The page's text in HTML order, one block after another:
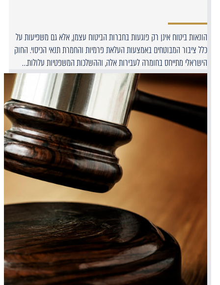
הונאות ביטוח אינן רק פוגעות בחברות הביטוח עצמן, אלא גם משפיעות על
כלל ציבור המבוטחים באמצעות העלאת פרמיות והחמרת תנאי הכיסוי. החוק
הישראלי מתייחס בחומרה לעבירות אלה, וההשלכות המשפטיות עלולות…